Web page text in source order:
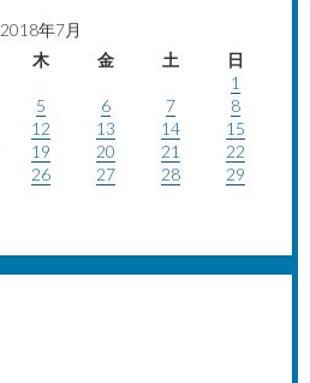
2018年7月
木 金 土
日
1
5 6 7
8
12 13 14
15
19 20 21
22
26 27 28
29